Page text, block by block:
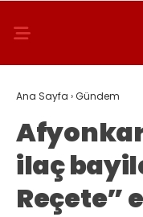
Ana Sayfa ›Gündem
ilaç
Reçete”